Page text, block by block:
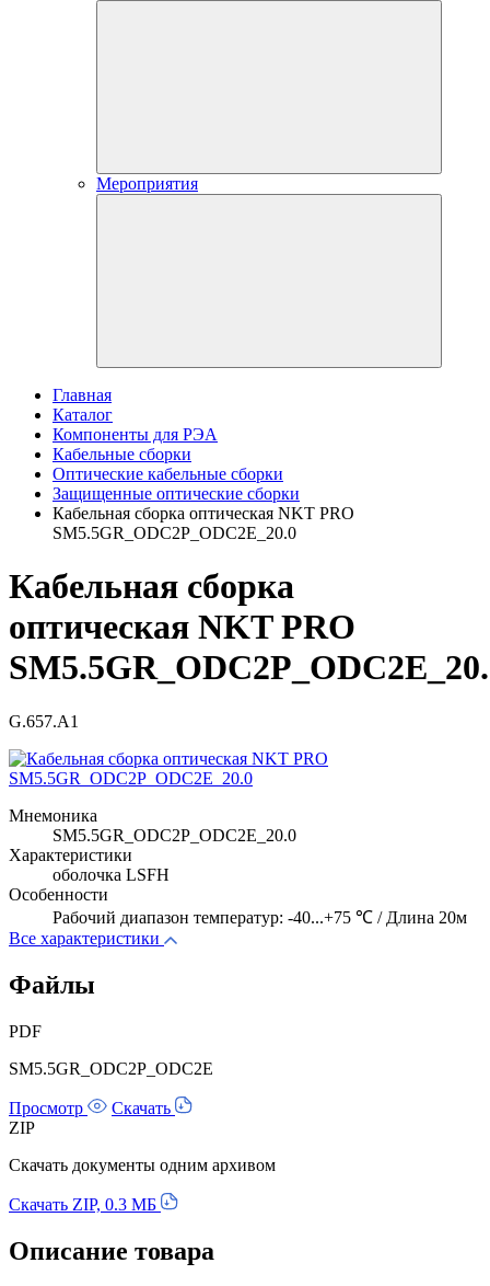
Мероприятия
Главная
Каталог
Компоненты для РЭА
Кабельные сборки
Оптические кабельные сборки
Защищенные оптические сборки
Кабельная сборка оптическая NKT PRO
SM5.5GR_ODC2P_ODC2E_20.0
Кабельная сборка
оптическая NKT PRO
G.657.A1
Мнемоника
SM5.5GR_ODC2P_ODC2E_20.0
Характеристики
оболочка LSFH
Особенности
Рабочий диапазон температур: -40...+75 ℃ / Длина 20м
Все характеристики
Файлы
PDF
SM5.5GR_ODC2P_ODC2E
Просмотр
Скачать
ZIP
Скачать документы одним архивом
Скачать ZIP, 0.3 МБ
Описание товара